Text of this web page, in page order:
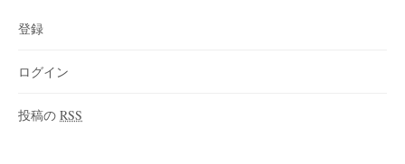
登録
ログイン
投稿の RSS